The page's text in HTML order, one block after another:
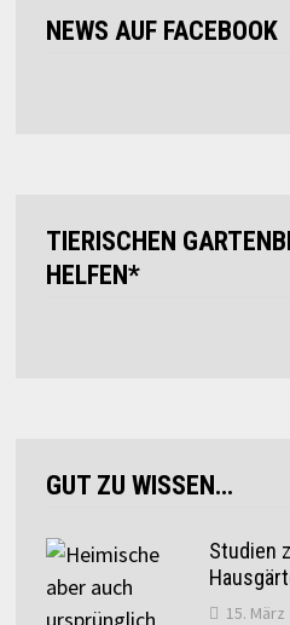
NEWS AUF FACEBOOK
TIERISCHEN
HELFEN*
GUT ZU WISSEN…
Studien
15. März